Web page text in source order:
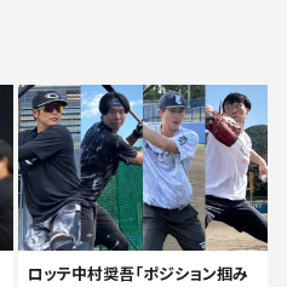
ロッテ中村奨吾「ポジション掴み